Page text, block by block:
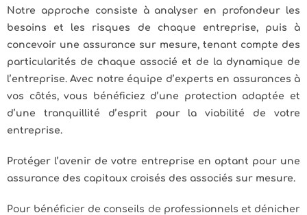
Notre approche consiste à analyser en profondeur les
besoins et les risques de chaque entreprise, puis à
concevoir une assurance sur mesure, tenant compte des
particularités de chaque associé et de la dynamique de
l’entreprise. Avec notre équipe d’experts en assurances à
vos côtés, vous bénéficiez d’une protection adaptée et
d’une tranquillité d’esprit pour la viabilité de votre
entreprise.
Protéger l’avenir de votre entreprise en optant pour une
assurance des capitaux croisés des associés sur mesure.
Pour bénéficier de conseils de professionnels et dénicher